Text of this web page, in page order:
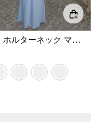
Vネック ホルターネック マキシワンピース